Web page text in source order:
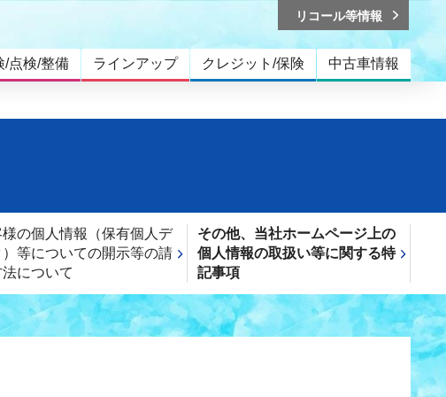
/点検/整備 ラインアップ クレジット/保険 中古車情報
リコール等情報
様の個人情報（保有個人デ
）等についての開示等の請
について
その他、当社ホームページ上の
個人情報の取扱い等に関する特
記事項